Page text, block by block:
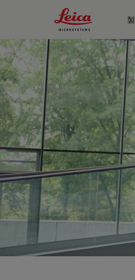
Leica Microsystems